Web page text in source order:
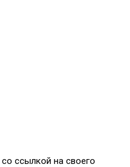
со ссылкой на своего